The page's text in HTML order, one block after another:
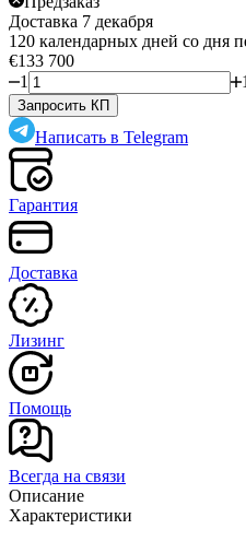
Доставка 7 декабря
120 календарных дней со дня
€133 700
1
1
Запросить КП
Написать в Telegram
Гарантия
Доставка
Лизинг
Помощь
Всегда на связи
Описание
Характеристики